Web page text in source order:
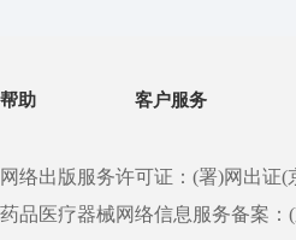
帮助 客户服务
网络出版服务许可证：(署)网出证(
药品医疗器械网络信息服务备案：